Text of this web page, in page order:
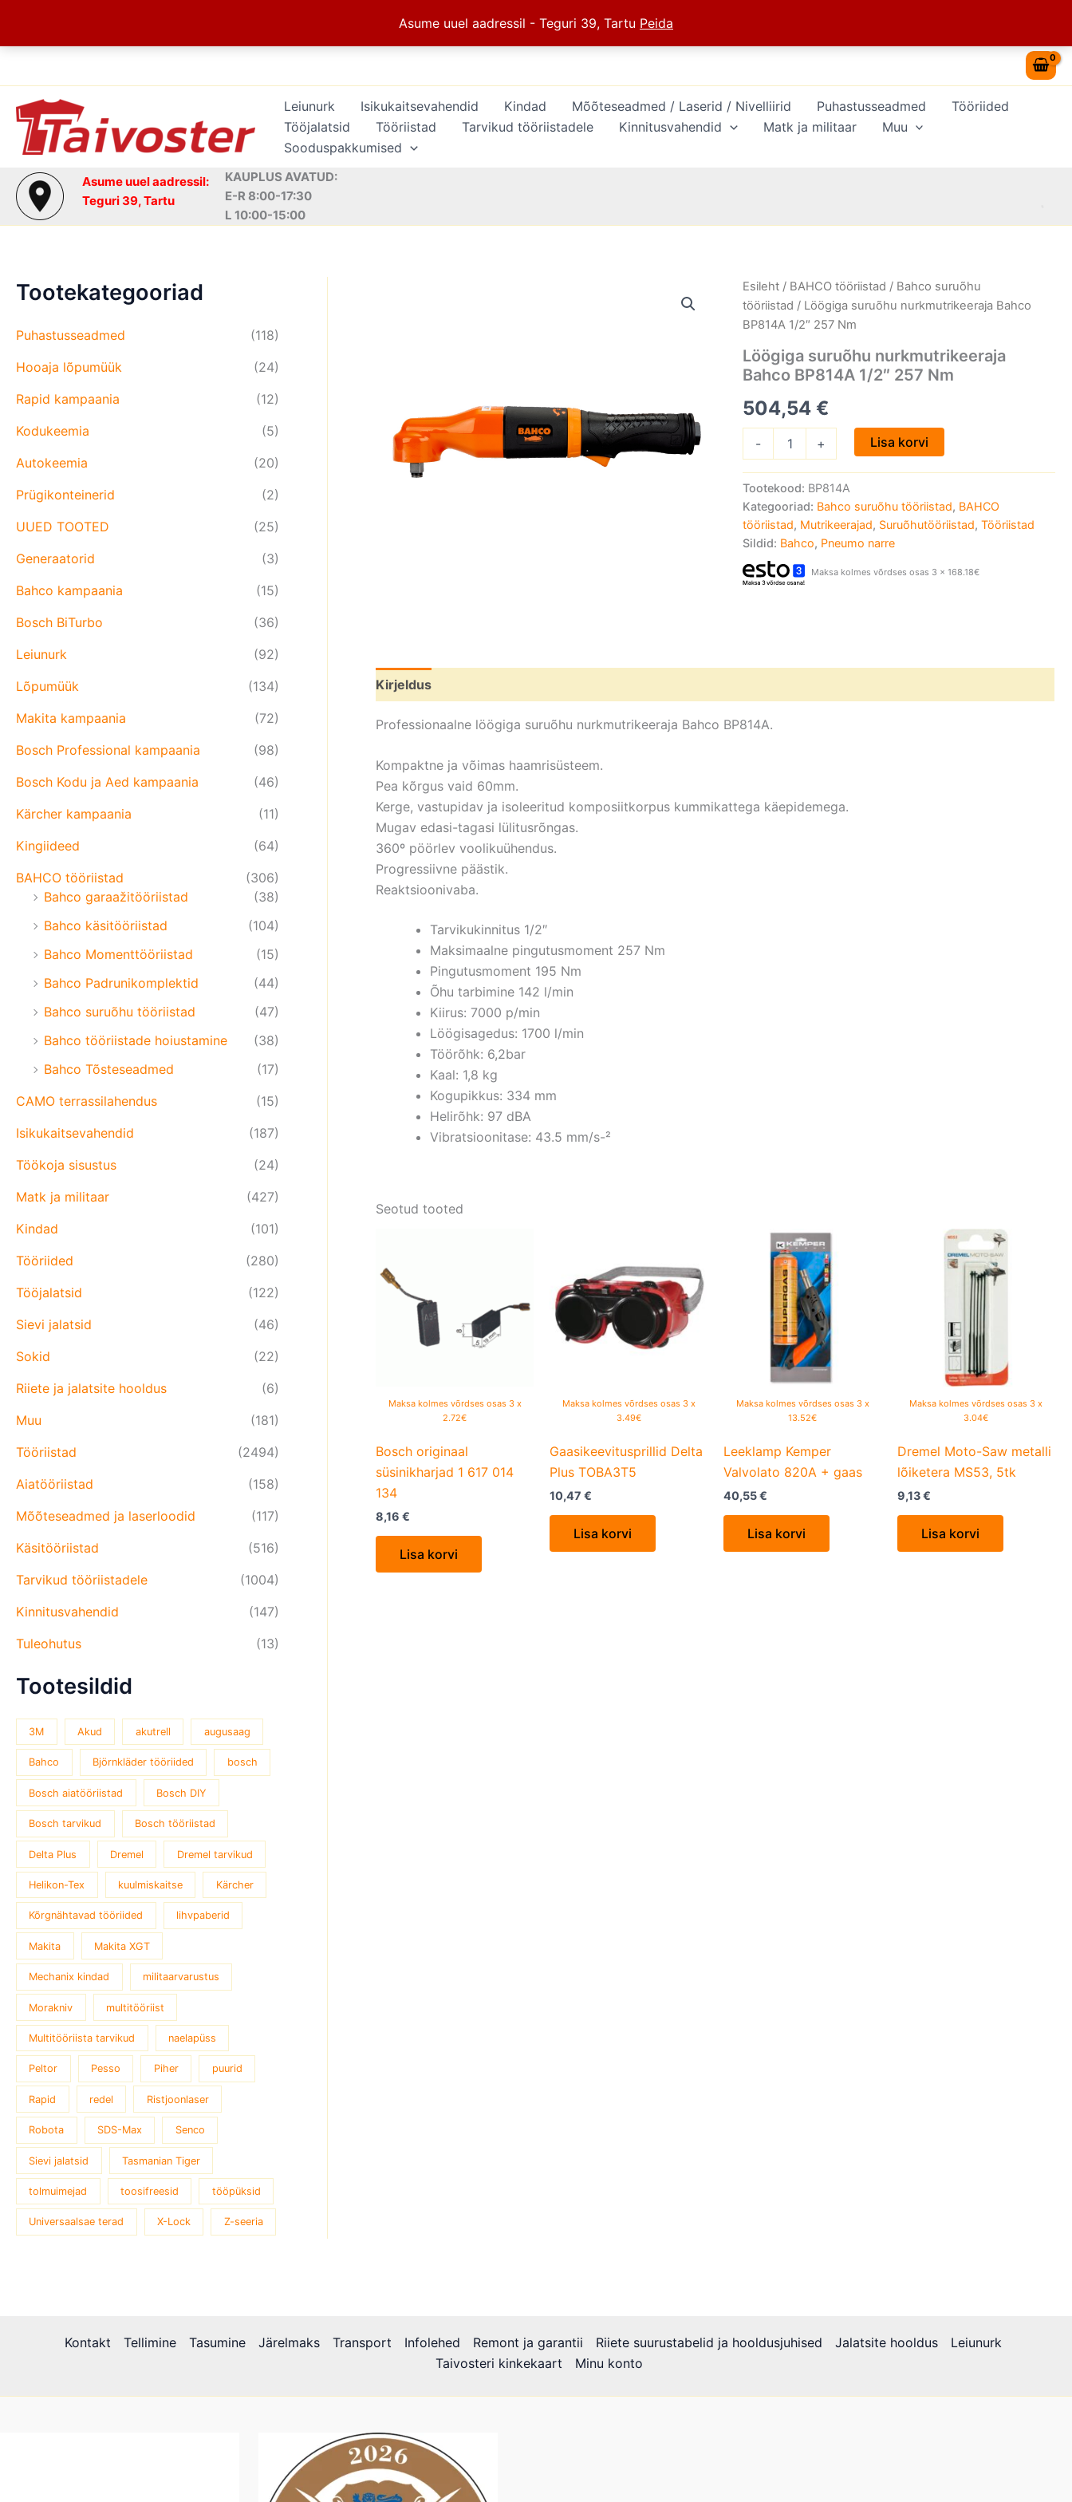
Asume uuel aadressil - Teguri 39, Tartu Peida
content
Leiunurk Isikukaitsevahendid Kindad Mõõteseadmed / Laserid / Nivelliirid Puhastusseadmed
Tööriided
Tööjalatsid
Tööriistad Tarvikud tööriistadele Kinnitusvahendid Matk ja militaar
Muu
Sooduspakkumised
Asume uuel aadressil:
Teguri 39, Tartu
KAUPLUS AVATUD:
E-R 8:00-17:30
L 10:00-15:00
Tootekategooriad
Puhastusseadmed
(118)
Hooaja lõpumüük
(24)
Rapid kampaania
(12)
Kodukeemia
(5)
Autokeemia
(20)
Prügikonteinerid
(2)
UUED TOOTED
(25)
Generaatorid
(3)
Bahco kampaania
(15)
Bosch BiTurbo
(36)
Leiunurk
(92)
Lõpumüük
(134)
Makita kampaania
(72)
Bosch Professional kampaania
(98)
Bosch Kodu ja Aed kampaania
(46)
Kärcher kampaania
(11)
Kingiideed
(64)
BAHCO tööriistad
(306)
Bahco garaažitööriistad
(38)
Bahco käsitööriistad
(104)
Bahco Momenttööriistad
(15)
Bahco Padrunikomplektid
(44)
Bahco suruõhu tööriistad
(47)
Bahco tööriistade hoiustamine
(38)
Bahco Tõsteseadmed
(17)
CAMO terrassilahendus
(15)
Isikukaitsevahendid
(187)
Töökoja sisustus
(24)
Matk ja militaar
(427)
Kindad
(101)
Tööriided
(280)
Tööjalatsid
(122)
Sievi jalatsid
(46)
Sokid
(22)
Riiete ja jalatsite hooldus
(6)
Muu
(181)
Tööriistad
(2494)
Aiatööriistad
(158)
Mõõteseadmed ja laserloodid
(117)
Käsitööriistad
(516)
Tarvikud tööriistadele
(1004)
Kinnitusvahendid
(147)
Tuleohutus
(13)
Tootesildid
3M Akud akutrell augusaag
Bahco Björnkläder tööriided bosch
Bosch aiatööriistad Bosch DIY
Bosch tarvikud Bosch tööriistad
Delta Plus Dremel Dremel tarvikud
Helikon-Tex kuulmiskaitse Kärcher
Kõrgnähtavad tööriided lihvpaberid
Makita Makita XGT
Mechanix kindad militaarvarustus
Morakniv multitööriist
Multitööriista tarvikud naelapüss
Peltor Pesso Piher puurid
Rapid redel Ristjoonlaser
Robota SDS-Max Senco
Sievi jalatsid Tasmanian Tiger
tolmuimejad toosifreesid tööpüksid
Universaalsae terad X-Lock Z-seeria
Esileht / BAHCO tööriistad / Bahco suruõhu
tööriistad / Löögiga suruõhu nurkmutrikeeraja Bahco
BP814A 1/2″ 257 Nm
Löögiga suruõhu nurkmutrikeeraja
Bahco BP814A 1/2″ 257 Nm
504,54€
-
Löögiga
suruõhu
nurkmutrikeeraja
Bahco
BP814A
1/2"
257
kogus
+ Lisa korvi
Tootekood: BP814A
Kategooriad: Bahco suruõhu tööriistad, BAHCO
tööriistad, Mutrikeerajad, Suruõhutööriistad,Tööriistad
Sildid: Bahco, Pneumo narre
Maksa kolmes võrdses osas 3 x 168.18€
Kirjeldus
Professionaalne löögiga suruõhu nurkmutrikeeraja Bahco BP814A.
Kompaktne ja võimas haamrisüsteem.
Pea kõrgus vaid 60mm.
Kerge, vastupidav ja isoleeritud komposiitkorpus kummikattega käepidemega.
Mugav edasi-tagasi lülitusrõngas.
360º pöörlev voolikuühendus.
Progressiivne päästik.
Reaktsioonivaba.
Tarvikukinnitus 1/2″
Maksimaalne pingutusmoment 257 Nm
Pingutusmoment 195 Nm
Õhu tarbimine 142 l/min
Kiirus: 7000 p/min
Löögisagedus: 1700 l/min
Töörõhk: 6,2bar
Kaal: 1,8 kg
Kogupikkus: 334 mm
Helirõhk: 97 dBA
Vibratsioonitase: 43.5 mm/s-²
Seotud tooted
Maksa kolmes võrdses osas 3 x
2.72€
Bosch originaal
süsinikharjad 1 617 014
134
8,16€
Lisa korvi
Maksa kolmes võrdses osas 3 x
3.49€
Gaasikeevitusprillid Delta
Plus TOBA3T5
10,47€
Lisa korvi
Maksa kolmes võrdses osas 3 x
13.52€
Leeklamp Kemper
Valvolato 820A + gaas
40,55€
Lisa korvi
Maksa kolmes võrdses osas 3 x
3.04€
Dremel Moto-Saw metalli
lõiketera MS53, 5tk
9,13€
Lisa korvi
Kontakt Tellimine Tasumine Järelmaks Transport Infolehed Remont ja garantii Riiete suurustabelid ja hooldusjuhised Jalatsite hooldus
Leiunurk
Taivosteri kinkekaart
Minu konto
257